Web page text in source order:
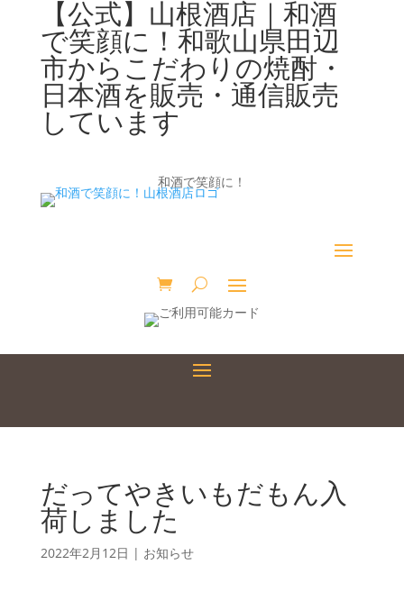
【公式】山根酒店｜和酒
で笑顔に！和歌山県田辺
市からこだわりの焼酎・
日本酒を販売・通信販売
しています
和酒で笑顔に！
だってやきいもだもん入
荷しました
2022年2月12日 | お知らせ